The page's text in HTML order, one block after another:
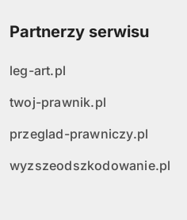
Partnerzy serwisu
leg-art.pl
twoj-prawnik.pl
przeglad-prawniczy.pl
wyzszeodszkodowanie.pl